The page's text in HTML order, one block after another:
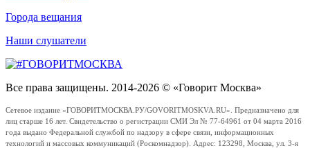
Города вещания
Наши слушатели
Все права защищены. 2014-2026 © «Говорит Москва»
Сетевое издание «ГОВОРИТМОСКВА.РУ/GOVORITMOSKVA.RU». Предназначено для
лиц старше 16 лет. Свидетельство о регистрации СМИ Эл № 77-64961 от 04 марта 2016
года выдано Федеральной службой по надзору в сфере связи, информационных
технологий и массовых коммуникаций (Роскомнадзор). Адрес: 123298, Москва, ул. 3-я